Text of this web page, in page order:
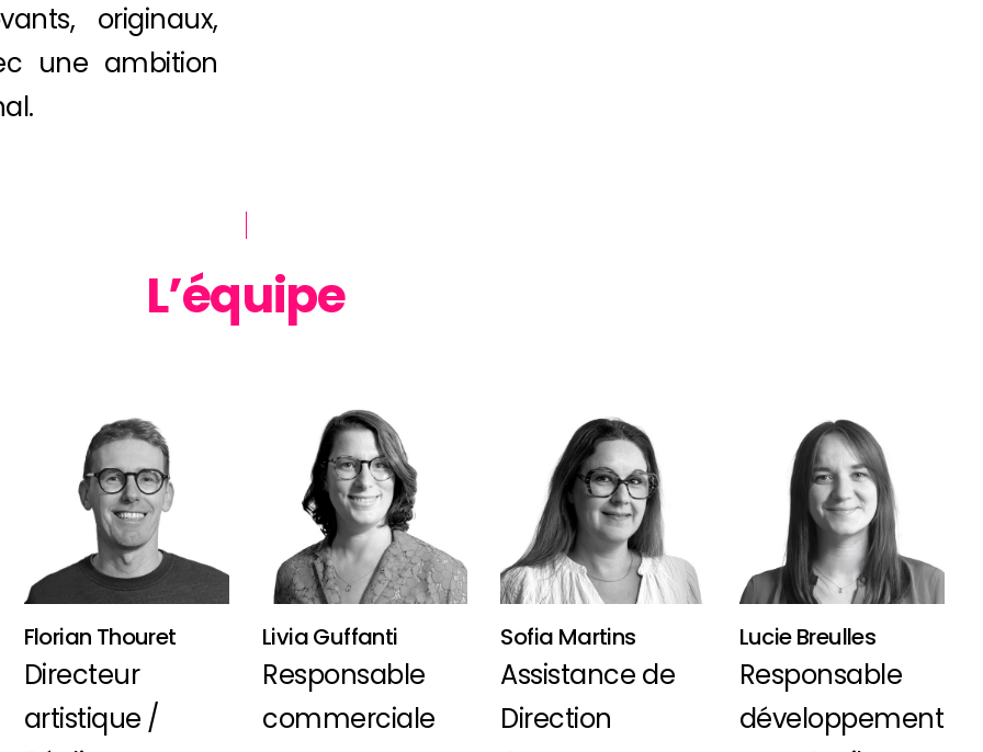
originaux,
une ambition
L’équipe
Florian Thouret
Directeur
artistique /
Livia Guffanti
Responsable
commerciale
Sofia Martins
Assistance de
Direction
Lucie Breulles
Responsable
développement